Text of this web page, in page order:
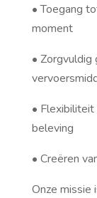
• Toegang
moment
•
• Flexibiliteit
beleving
• Creëren
Onze missie